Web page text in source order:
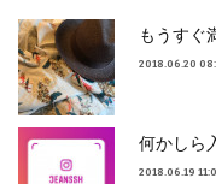
もうすぐ
2018.06.20
何かしら
2018.06.19